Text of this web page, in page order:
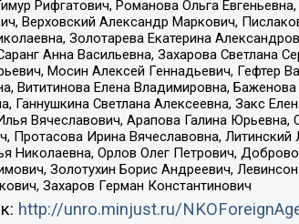
Рифгатович, Романова Ольга
Верховский Александр Маркович,
Золотарева Екатерина
Анна Васильевна, Захарова Светлана
Мосин Алексей Геннадьевич, Гефтер
Вититинова Елена Владимировна,
Ганнушкина Светлана Алексеевна, Закс
Вячеславович, Арапова Галина
Протасова Ирина Вячеславовна,
Николаевна, Орлов Олег Петрович,
Золотухин Борис Андреевич,
Захаров Герман Константинович
http://unro.minjust.ru/